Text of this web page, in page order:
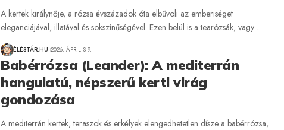
A kertek királynője, a rózsa évszázadok óta elbűvöli az emberiséget
eleganciájával, illatával és sokszínűségével. Ezen belül is a tearózsák, vagy…
ÉLÉSTÁR.HU 2026. ÁPRILIS 9.
Babérrózsa (Leander): A mediterrán
hangulatú, népszerű kerti virág
gondozása
A mediterrán kertek, teraszok és erkélyek elengedhetetlen dísze a babérrózsa,